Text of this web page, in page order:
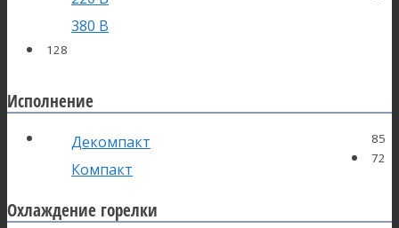
380 В
128
Исполнение
Декомпакт 85
Компакт
72
Охлаждение горелки